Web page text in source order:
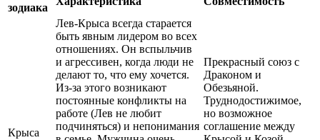
зодиака
Крыса
Лев-Крыса всегда старается
быть явным лидером во всех
отношениях. Он вспыльчив
и агрессивен, когда люди не
делают то, что ему хочется.
Из-за этого возникают
постоянные конфликты на
работе (Лев не любит
подчиняться) и непонимания
Прекрасный союз с
Драконом и
Обезьяной.
Труднодостижимое,
но возможное
соглашение между